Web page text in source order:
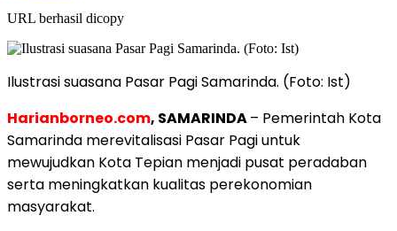
URL berhasil dicopy
Ilustrasi suasana Pasar Pagi Samarinda. (Foto: Ist)
Harianborneo.com, SAMARINDA– Pemerintah Kota
Samarinda merevitalisasi Pasar Pagi untuk
mewujudkan Kota Tepian menjadi pusat peradaban
serta meningkatkan kualitas perekonomian
masyarakat.